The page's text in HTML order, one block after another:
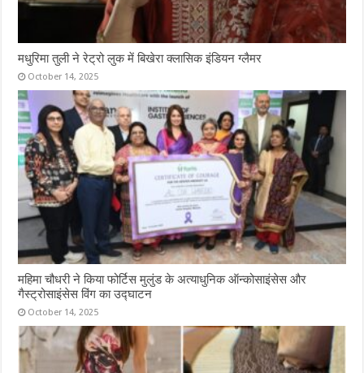
मधुरिमा तुली ने रेट्रो लुक में बिखेरा क्लासिक इंडियन ग्लैमर
October 14, 2025
महिमा चौधरी ने किया फोर्टिस मुलुंड के अत्याधुनिक ऑन्कोसाइंसेस और
गैस्ट्रोसाइंसेस विंग का उद्घाटन
October 14, 2025